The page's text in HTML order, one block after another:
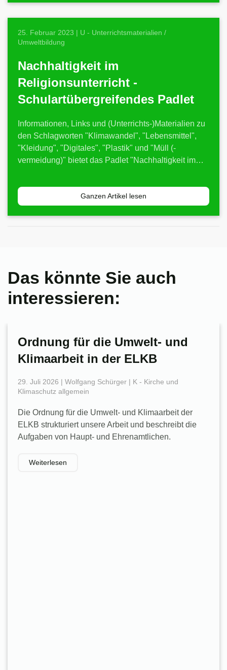
25. Februar 2023 | U - Unterrichtsmaterialien /
Umweltbildung
Nachhaltigkeit im
Religionsunterricht -
Schulartübergreifendes Padlet
Informationen, Links und (Unterrichts-)Materialien zu
den Schlagworten "Klimawandel", "Lebensmittel",
"Kleidung", "Digitales", "Plastik" und "Müll (-
vermeidung)" bietet das Padlet "Nachhaltigkeit im…
Ganzen Artikel lesen
Das könnte Sie auch
interessieren:
Ordnung für die Umwelt- und
Klimaarbeit in der ELKB
29. Juli 2026 | Wolfgang Schürger | K - Kirche und
Klimaschutz allgemein
Die Ordnung für die Umwelt- und Klimaarbeit der
ELKB strukturiert unsere Arbeit und beschreibt die
Aufgaben von Haupt- und Ehrenamtlichen.
Weiterlesen